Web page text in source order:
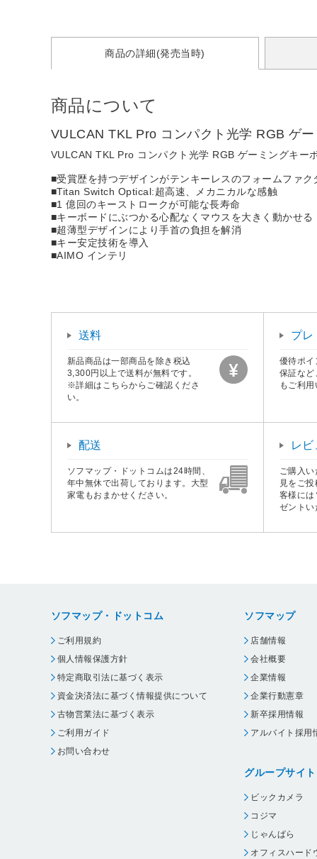
商品の詳細(発売当時)
商品について
VULCAN TKL Pro コンパクト光学 RGB ゲ
VULCAN TKL Pro コンパクト光学 RGB ゲーミングキ
■受賞歴を持つデザインがテンキーレスのフォームファク
■Titan Switch Optical:超高速、メカニカルな感触
■1 億回のキーストロークが可能な長寿命
■キーボードにぶつかる心配なくマウスを大きく動かせる
■超薄型デザインにより手首の負担を解消
■キー安定技術を導入
■AIMO インテリ
送料
新品商品は一部商品を除き税込
3,300円以上で送料が無料です。
※詳細はこちらからご確認くださ
い。
プレ
優待ポイ
保証など
もご利
配送
ソフマップ・ドットコムは24時間、
年中無休で出荷しております。大型
家電もおまかせください。
レ
ご購入
見をご
客様には
ゼントい
ソフマップ・ドットコム
ご利用規約
個人情報保護方針
特定商取引法に基づく表示
資金決済法に基づく情報提供について
古物営業法に基づく表示
ご利用ガイド
お問い合わせ
ソフマップ
店舗情報
会社概要
企業情報
企業行動憲章
新卒採用情報
アルバイト採用
グループサイト
ビックカメラ
コジマ
じゃんぱら
オフィスハード